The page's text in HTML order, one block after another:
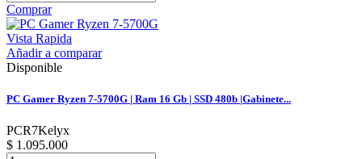
Comprar
Vista Rapida
Añadir a comparar
Disponible
PC Gamer Ryzen 7-5700G | Ram 16 Gb | SSD 480b |Gabinete...
PCR7Kelyx
$ 1.095.000